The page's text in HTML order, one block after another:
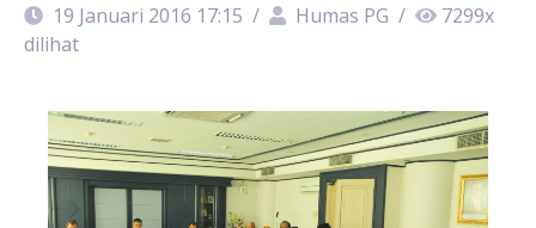
19 Januari 2016 17:15 / Humas PG / 7299x
dilihat